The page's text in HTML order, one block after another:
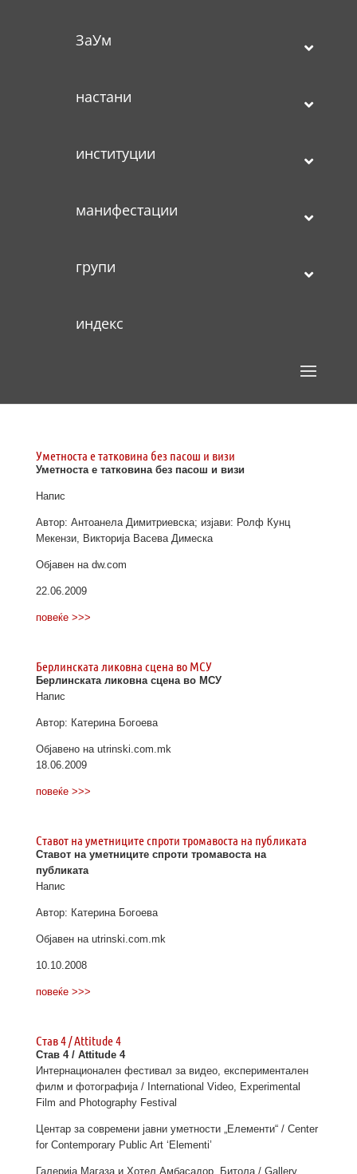
ЗаУм
настани
институции
манифестации
групи
индекс
Уметноста е татковина без пасош и визи
Уметноста е татковина без пасош и визи
Напис
Автор: Антоанела Димитриевска; изјави: Ролф Кунц
Мекензи, Викторија Васева Димеска
Објавен на dw.com
22.06.2009
повеќе >>>
Берлинската ликовна сцена во МСУ
Берлинската ликовна сцена во МСУ
Напис
Автор: Катерина Богоева
Објавено на utrinski.com.mk
18.06.2009
повеќе >>>
Ставот на уметниците спроти тромавоста на публиката
Ставот на уметниците спроти тромавоста на
публиката
Напис
Автор: Катерина Богоева
Објавен на utrinski.com.mk
10.10.2008
повеќе >>>
Став 4 / Attitude 4
Став 4 / Attitude 4
Интернационален фестивал за видео, експериментален
филм и фотографија / International Video, Experimental
Film and Photography Festival
Центар за современи јавни уметности „Елементи“ / Center
for Contemporary Public Art ‘Elementi’
Галерија Магаза и Хотел Амбасадор, Битола / Gallery